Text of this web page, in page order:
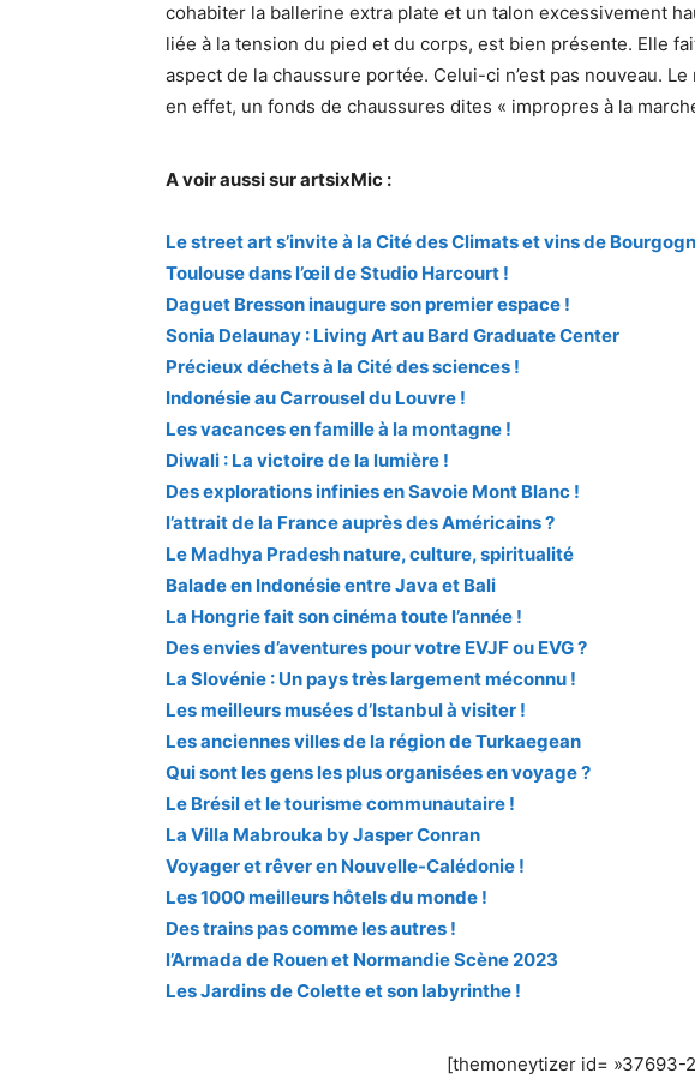
cohabiter la ballerine extra plate et un talon excessivement
liée à la tension du pied et du corps, est bien présente. Elle
aspect de la chaussure portée. Celui-ci n’est pas nouveau.
en effet, un fonds de chaussures dites « impropres à la
A voir aussi sur artsixMic :
Le street art s’invite à la Cité des Climats et vins de
Toulouse dans l’œil de Studio Harcourt !
Daguet Bresson inaugure son premier espace !
Sonia Delaunay : Living Art au Bard Graduate Center
Précieux déchets à la Cité des sciences !
Indonésie au Carrousel du Louvre !
Les vacances en famille à la montagne !
Diwali : La victoire de la lumière !
Des explorations infinies en Savoie Mont Blanc !
l’attrait de la France auprès des Américains ?
Le Madhya Pradesh nature, culture, spiritualité
Balade en Indonésie entre Java et Bali
La Hongrie fait son cinéma toute l’année !
Des envies d’aventures pour votre EVJF ou EVG ?
La Slovénie : Un pays très largement méconnu !
Les meilleurs musées d’Istanbul à visiter !
Les anciennes villes de la région de Turkaegean
Qui sont les gens les plus organisées en voyage ?
Le Brésil et le tourisme communautaire !
La Villa Mabrouka by Jasper Conran
Voyager et rêver en Nouvelle-Calédonie !
Les 1000 meilleurs hôtels du monde !
Des trains pas comme les autres !
l’Armada de Rouen et Normandie Scène 2023
Les Jardins de Colette et son labyrinthe !
[themoneytizer id= »37693-